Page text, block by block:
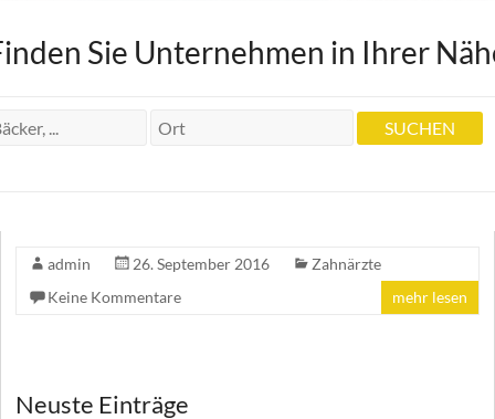
Sie Unternehmen in Ihrer
admin 26. September 2016
Zahnärzte
Keine Kommentare
mehr lesen
Neuste Einträge